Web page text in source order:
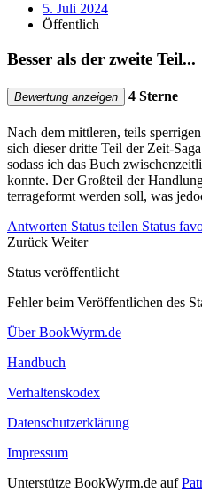
5. Juli 2024
Öffentlich
Besser als der zweite Teil...
Bewertung anzeigen 4 Sterne
Nach dem mittleren, teils
sich dieser dritte Teil der Zeit-
sodass ich das Buch
konnte. Der Großteil der
terrageformt werden soll, was
Antworten Status teilen Status
Zurück Weiter
Status veröffentlicht
Fehler beim Veröffentlichen des
Über BookWyrm.de
Handbuch
Verhaltenskodex
Datenschutzerklärung
Impressum
Unterstütze BookWyrm.de auf